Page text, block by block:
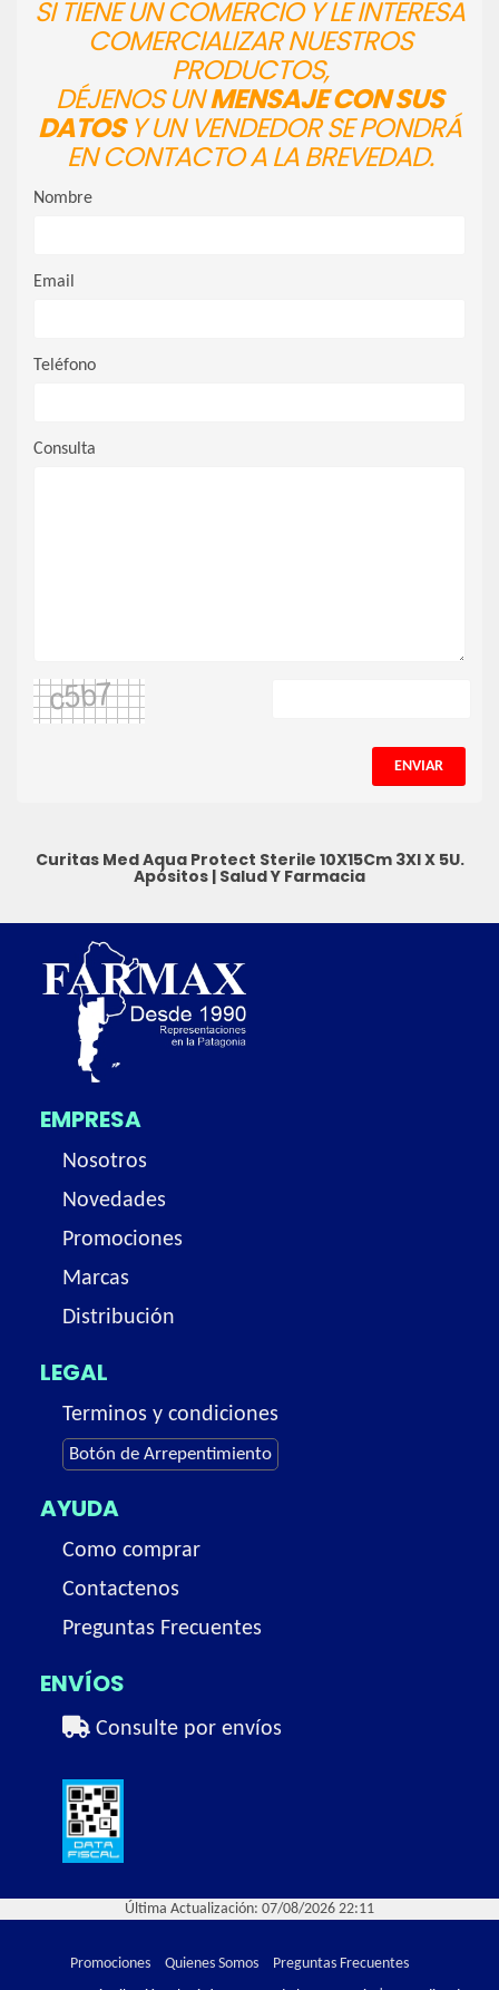
SI TIENE UN COMERCIO Y LE INTERESA
COMERCIALIZAR NUESTROS
PRODUCTOS,
DÉJENOS UNMENSAJE CON SUS
DATOSY UN VENDEDOR SE PONDRÁ
EN CONTACTO A LA BREVEDAD.
Nombre
Email
Teléfono
Consulta
ENVIAR
Curitas Med Aqua Protect Sterile 10X15Cm 3Xl X 5U.
Apósitos | Salud Y Farmacia
EMPRESA
Nosotros
Novedades
Promociones
Marcas
Distribución
LEGAL
Terminos y condiciones
Botón de Arrepentimiento
AYUDA
Como comprar
Contactenos
Preguntas Frecuentes
ENVÍOS
Consulte por envíos
Última Actualización: 07/08/2026 22:11
Promociones Quienes Somos
Preguntas Frecuentes